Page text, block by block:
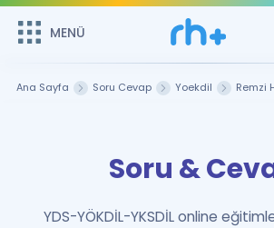
MENÜ
GİRİŞ YAP
Remzi Hoca ile seni sınava hazırlayacak
bekliyor!
MENÜ
Çalışma Paketleri
Kitaplar ve Kaynaklar
Ana Sayfa Soru Cevap Yoekdil Remzi
Soru &
YDS-YÖKDİL-YKSDİL online